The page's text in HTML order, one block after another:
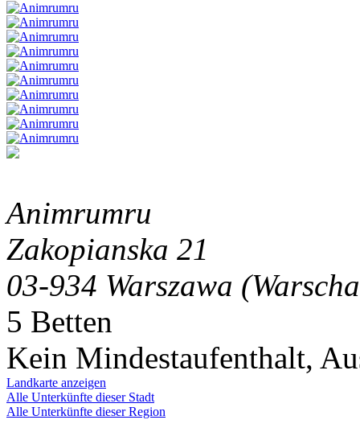
Animrumru
Zakopianska 21
03-934 Warszawa
5 Betten
Kein Mindestaufenthalt,
Landkarte anzeigen
Alle Unterkünfte dieser Stadt
Alle Unterkünfte dieser Region